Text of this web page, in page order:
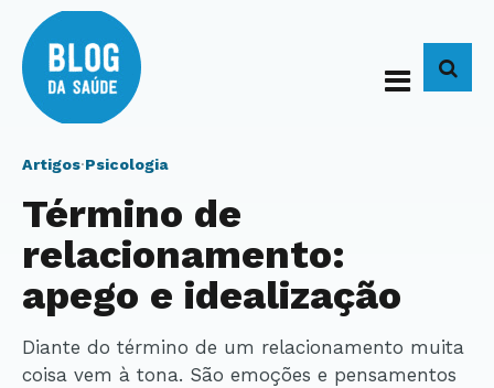
Artigos·Psicologia
Término de
relacionamento:
apego e idealização
Diante do término de um relacionamento muita
coisa vem à tona. São emoções e pensamentos